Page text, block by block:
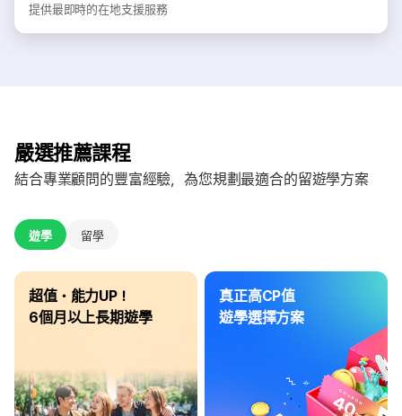
提供最即時的在地支援服務
嚴選推薦課程
結合專業顧問的豐富經驗，為您規劃最適合的留遊學方案
遊學 留學
超值・能力UP！
6個月以上長期遊學
真正高CP值
遊學選擇方案